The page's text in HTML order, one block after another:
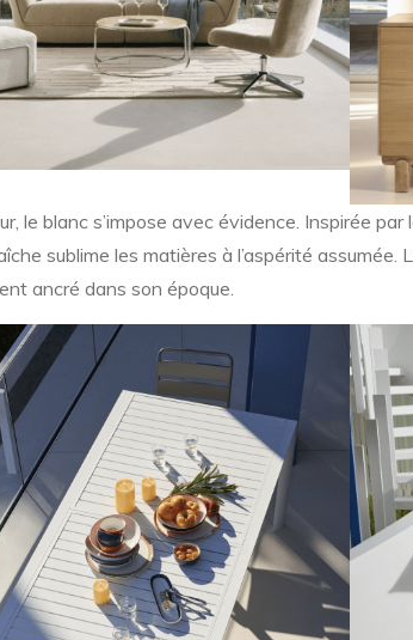
le blanc s’impose avec évidence. Inspirée
sublime les matières à l’aspérité assumée.
ancré dans son époque.